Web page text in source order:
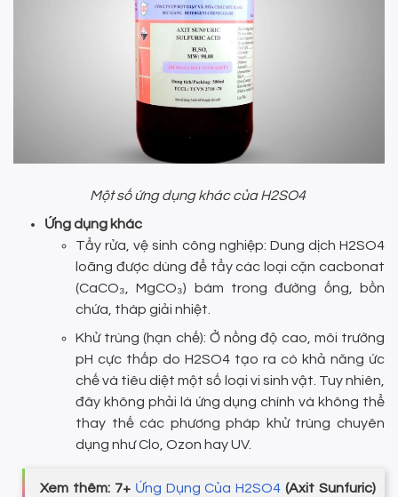
Một số ứng dụng khác của H2SO4
Ứng dụng khác
Tẩy rửa, vệ sinh công nghiệp: Dung dịch H2SO4
loãng được dùng để tẩy các loại cặn cacbonat
(CaCO₃, MgCO₃) bám trong đường ống, bồn
chứa, tháp giải nhiệt.
Khử trùng (hạn chế): Ở nồng độ cao, môi trường
pH cực thấp do H2SO4 tạo ra có khả năng ức
chế và tiêu diệt một số loại vi sinh vật. Tuy nhiên,
đây không phải là ứng dụng chính và không thể
thay thế các phương pháp khử trùng chuyên
dụng như Clo, Ozon hay UV.
Xem thêm: 7+ Ứng Dụng Của H2SO4 (Axit Sunfuric)